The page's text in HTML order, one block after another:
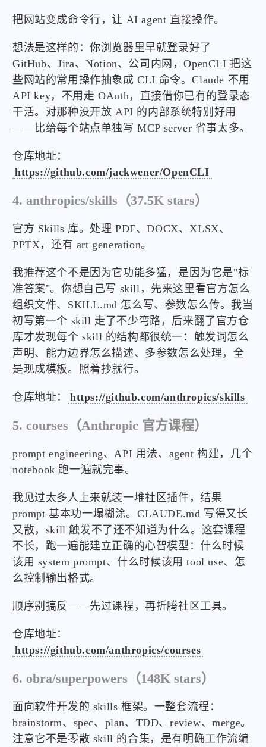
把网站变成命令行，让 AI agent 直接操作。
想法是这样的：你浏览器里早就登录好了
GitHub、Jira、Notion、公司内网，OpenCLI 把这
些网站的常用操作抽象成 CLI 命令。Claude 不用
API key，不用走 OAuth，直接借你已有的登录态
干活。对那种没开放 API 的内部系统特别好用
——比给每个站点单独写 MCP server 省事太多。
仓库地址：
https://github.com/jackwener/OpenCLI
4. anthropics/skills（37.5K stars）
官方 Skills 库。处理 PDF、DOCX、XLSX、
PPTX，还有 art generation。
我推荐这个不是因为它功能多猛，是因为它是"标
准答案"。你想自己写 skill，先来这里看官方怎么
组织文件、SKILL.md 怎么写、参数怎么传。我当
初写第一个 skill 走了不少弯路，后来翻了官方仓
库才发现每个 skill 的结构都很统一：触发词怎么
声明、能力边界怎么描述、多参数怎么处理，全
是现成模板。照着抄就行。
仓库地址： https://github.com/anthropics/skills
5. courses（Anthropic 官方课程）
prompt engineering、API 用法、agent 构建，几个
notebook 跑一遍就完事。
我见过太多人上来就装一堆社区插件，结果
prompt 基本功一塌糊涂。CLAUDE.md 写得又长
又散，skill 触发不了还不知道为什么。这套课程
不长，跑一遍能建立正确的心智模型：什么时候
该用 system prompt、什么时候该用 tool use、怎
么控制输出格式。
顺序别搞反——先过课程，再折腾社区工具。
仓库地址：
https://github.com/anthropics/courses
6. obra/superpowers（148K stars）
面向软件开发的 skills 框架。一整套流程：
brainstorm、spec、plan、TDD、review、merge。
注意它不是零散 skill 的合集，是有明确工作流编